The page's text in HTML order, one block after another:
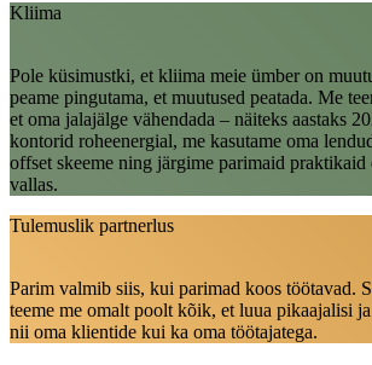
Kliima
Pole küsimustki, et kliima meie ümber on
peame pingutama, et muutused peatada. Me
et oma jalajälge vähendada – näiteks aastaks
kontorid roheenergial, me kasutame oma
offset skeeme ning järgime parimaid
vallas.
Tulemuslik partnerlus
Parim valmib siis, kui parimad koos töötavad.
teeme me omalt poolt kõik, et luua pikaajalisi
nii oma klientide kui ka oma töötajatega.